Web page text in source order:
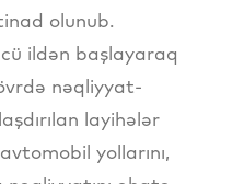
olunub.
ildən başlayaraq
nəqliyyat-
layihələr
yollarını,